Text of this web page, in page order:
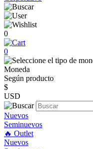
0
0
Moneda
Según producto
$
USD
Nuevos
Seminuevos
🔥 Outlet
Nuevos